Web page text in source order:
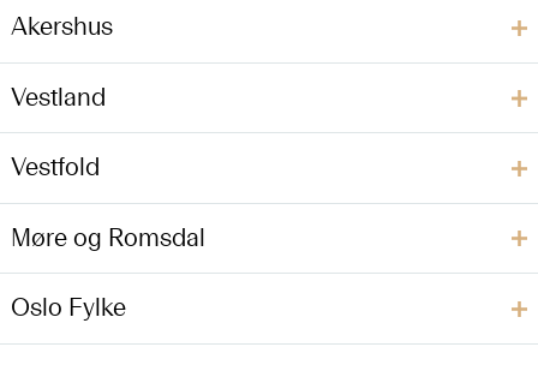
Akershus
Vestland
Vestfold
Møre og Romsdal
Oslo Fylke